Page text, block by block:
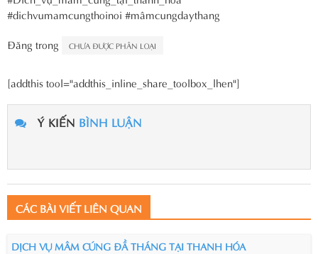
#dichvumamcungthoinoi #mâmcungdaythang
Đăng trong
CHƯA ĐƯỢC PHÂN LOẠI
[addthis tool="addthis_inline_share_toolbox_lhen"]
Ý KIẾN BÌNH LUẬN
CÁC BÀI VIẾT LIÊN QUAN
DỊCH VỤ MÂM CÚNG ĐẦ THÁNG TẠI THANH HÓA